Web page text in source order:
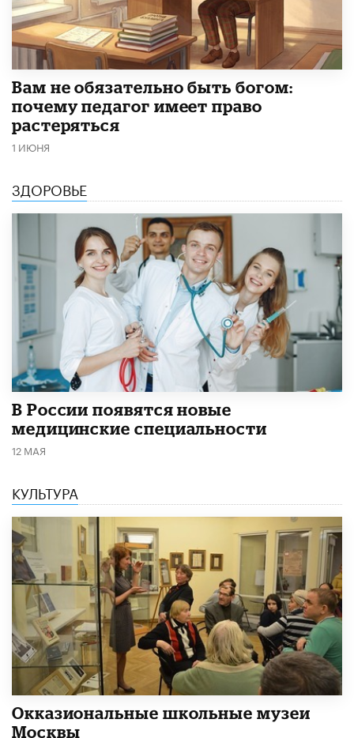
​Вам не обязательно быть богом:
почему педагог имеет право
растеряться
1 ИЮНЯ
ЗДОРОВЬЕ
В России появятся новые
медицинские специальности
12 МАЯ
КУЛЬТУРА
​Окказиональные школьные музеи
Москвы